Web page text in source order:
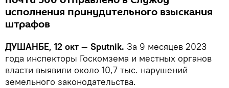
исполнения принудительного взыскания
штрафов
ДУШАНБЕ, 12 окт — Sputnik. За 9 месяцев 2023
года инспекторы Госкомзема и местных органов
власти выявили около 10,7 тыс. нарушений
земельного законодательства.